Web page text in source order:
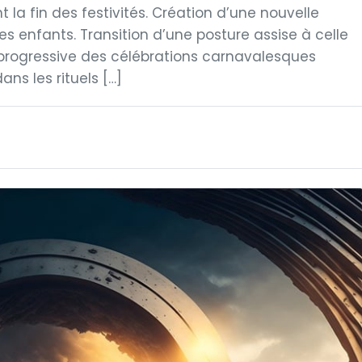
la fin des festivités. Création d’une nouvelle
enfants. Transition d’une posture assise à celle
des célébrations carnavalesques
les rituels […]